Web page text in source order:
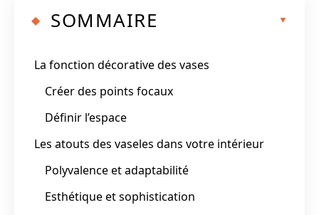
SOMMAIRE
La fonction décorative des vases
Créer des points focaux
Définir l’espace
Les atouts des vaseles dans votre intérieur
Polyvalence et adaptabilité
Esthétique et sophistication